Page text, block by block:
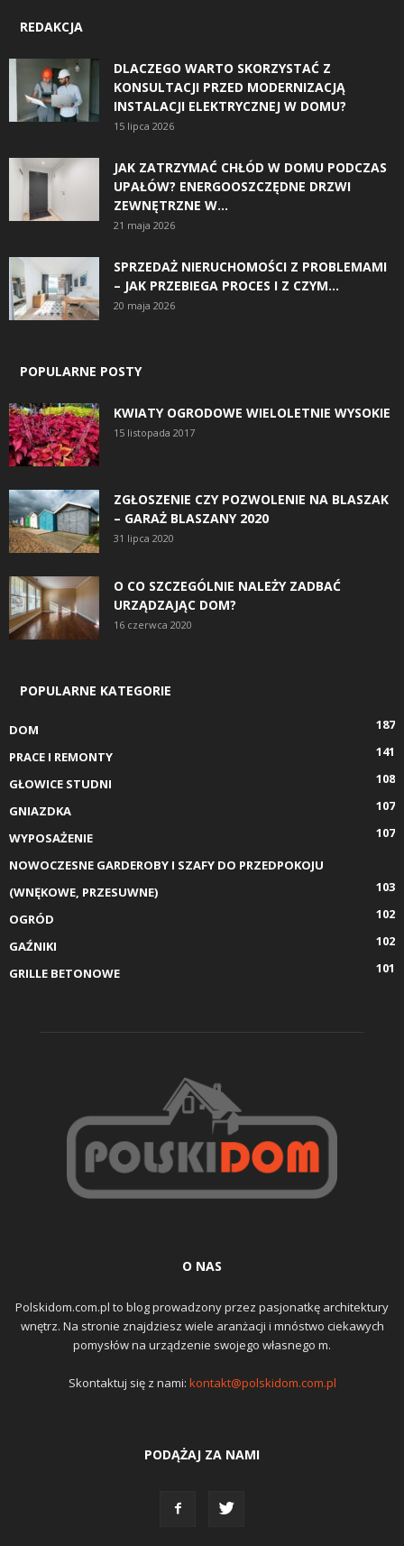
REDAKCJA
DLACZEGO WARTO SKORZYSTAĆ Z
KONSULTACJI PRZED MODERNIZACJĄ
INSTALACJI ELEKTRYCZNEJ W DOMU?
15 lipca 2026
JAK ZATRZYMAĆ CHŁÓD W DOMU PODCZAS
UPAŁÓW? ENERGOOSZCZĘDNE DRZWI
ZEWNĘTRZNE W...
21 maja 2026
SPRZEDAŻ NIERUCHOMOŚCI Z PROBLEMAMI
– JAK PRZEBIEGA PROCES I Z CZYM...
20 maja 2026
POPULARNE POSTY
KWIATY OGRODOWE WIELOLETNIE WYSOKIE
15 listopada 2017
ZGŁOSZENIE CZY POZWOLENIE NA BLASZAK
– GARAŻ BLASZANY 2020
31 lipca 2020
O CO SZCZEGÓLNIE NALEŻY ZADBAĆ
URZĄDZAJĄC DOM?
16 czerwca 2020
POPULARNE KATEGORIE
DOM
187
PRACE I REMONTY
141
GŁOWICE STUDNI
108
GNIAZDKA
107
WYPOSAŻENIE
107
NOWOCZESNE GARDEROBY I SZAFY DO PRZEDPOKOJU
(WNĘKOWE, PRZESUWNE)
103
OGRÓD
102
GAŹNIKI
102
GRILLE BETONOWE
101
O NAS
Polskidom.com.pl to blog prowadzony przez pasjonatkę architektury
wnętrz. Na stronie znajdziesz wiele aranżacji i mnóstwo ciekawych
pomysłów na urządzenie swojego własnego m.
Skontaktuj się z nami: kontakt@polskidom.com.pl
PODĄŻAJ ZA NAMI